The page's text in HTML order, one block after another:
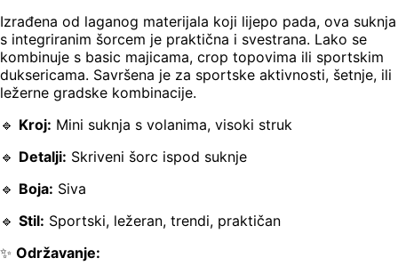
Izrađena od laganog materijala koji lijepo pada, ova suknja
s integriranim šorcem je praktična i svestrana. Lako se
kombinuje s basic majicama, crop topovima ili sportskim
duksericama. Savršena je za sportske aktivnosti, šetnje, ili
ležerne gradske kombinacije.
🔹 Kroj: Mini suknja s volanima, visoki struk
🔹 Detalji: Skriveni šorc ispod suknje
🔹 Boja: Siva
🔹 Stil: Sportski, ležeran, trendi, praktičan
✨ Održavanje: